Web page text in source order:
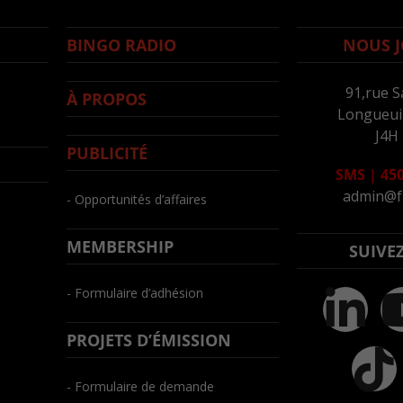
BINGO RADIO
À PROPOS
PUBLICITÉ
- Opportunités d’affaires
MEMBERSHIP
- Formulaire d’adhésion
PROJETS D’ÉMISSION
- Formulaire de demande
NOUS
91,rue
SMS |